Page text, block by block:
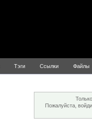
Тэги Ссылки Файлы
Пожалуйста,